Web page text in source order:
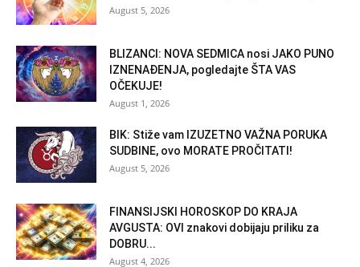
August 5, 2026
BLIZANCI: NOVA SEDMICA nosi JAKO PUNO
IZNENAĐENJA, pogledajte ŠTA VAS
OČEKUJE!
August 1, 2026
BIK: Stiže vam IZUZETNO VAŽNA PORUKA
SUDBINE, ovo MORATE PROČITATI!
August 5, 2026
FINANSIJSKI HOROSKOP DO KRAJA
AVGUSTA: OVI znakovi dobijaju priliku za
DOBRU...
August 4, 2026